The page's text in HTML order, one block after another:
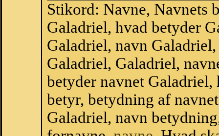
Stikord: Navne, Navnets
Galadriel, hvad betyder
Galadriel, navn
Galadriel, Galadriel,
betyder navnet
betyr, betydning af
Galadriel, navn